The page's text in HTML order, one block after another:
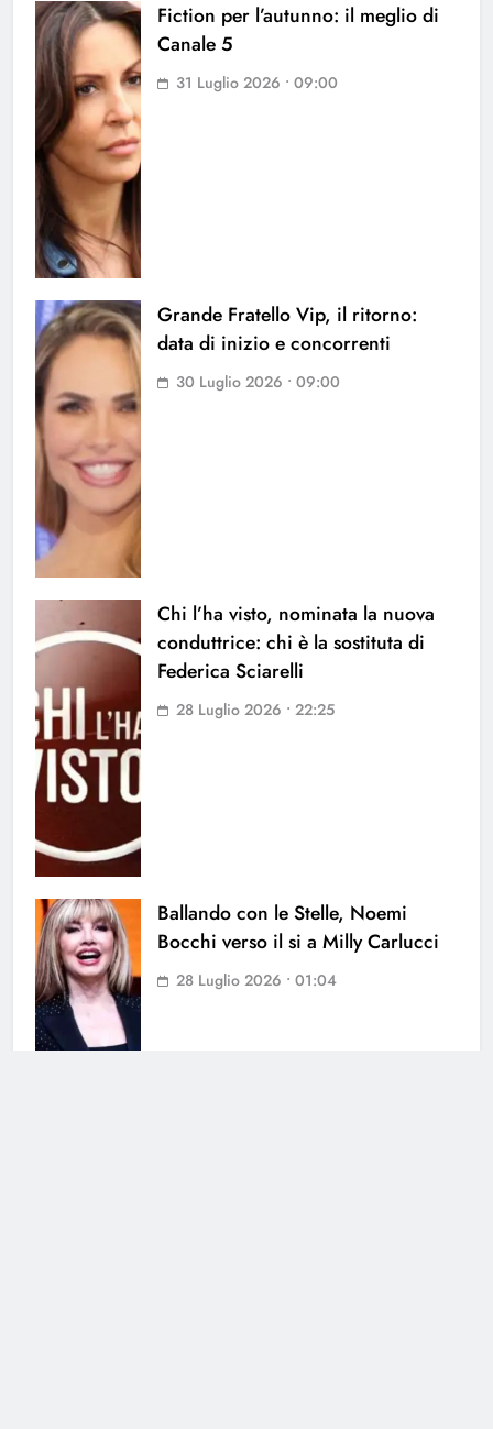
Fiction per l’autunno: il meglio di
Canale 5
31 Luglio 2026 • 09:00
Grande Fratello Vip, il ritorno:
data di inizio e concorrenti
30 Luglio 2026 • 09:00
Chi l’ha visto, nominata la nuova
conduttrice: chi è la sostituta di
Federica Sciarelli
28 Luglio 2026 • 22:25
Ballando con le Stelle, Noemi
Bocchi verso il si a Milly Carlucci
28 Luglio 2026 • 01:04